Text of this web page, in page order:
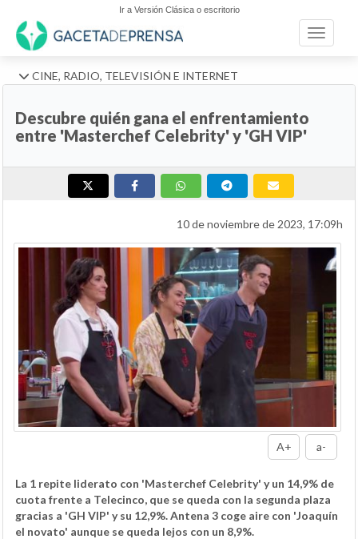
Ir a Versión Clásica o escritorio
Toggle
CINE, RADIO, TELEVISIÓN E INTERNET
Descubre quién gana el enfrentamiento
entre 'Masterchef Celebrity' y 'GH VIP'
10 de noviembre de 2023, 17:09h
A+ a-
La 1 repite liderato con 'Masterchef Celebrity' y un 14,9% de
cuota frente a Telecinco, que se queda con la segunda plaza
gracias a 'GH VIP' y su 12,9%. Antena 3 coge aire con 'Joaquín
el novato' aunque se queda lejos con un 8,9%.